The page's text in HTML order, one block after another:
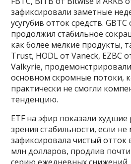
зафиксировали заметные
усугубив отток средств. GBTC
продолжил стабильное
как более мелкие продукты,
Trust, HODL от Vaneck, EZBC
Valkyrie,
основном скромные потоки,
практически не смогли
тенденцию.
ETF на эфир показали худшие
зрения стабильности, если
зафиксировала чистый отток
млн долларов, продлив